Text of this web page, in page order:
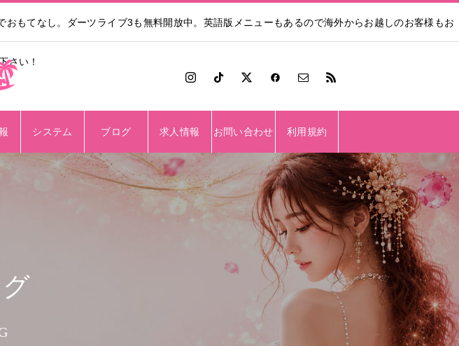
もてなし。ダーツライブ3も無料開放中。英語版メニューもあるので海外からお越しのお客様もお
さい！
システム ブログ 求人情報 お問い合わせ 利用規約